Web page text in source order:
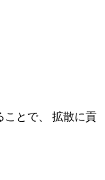
ことで、 拡散に貢